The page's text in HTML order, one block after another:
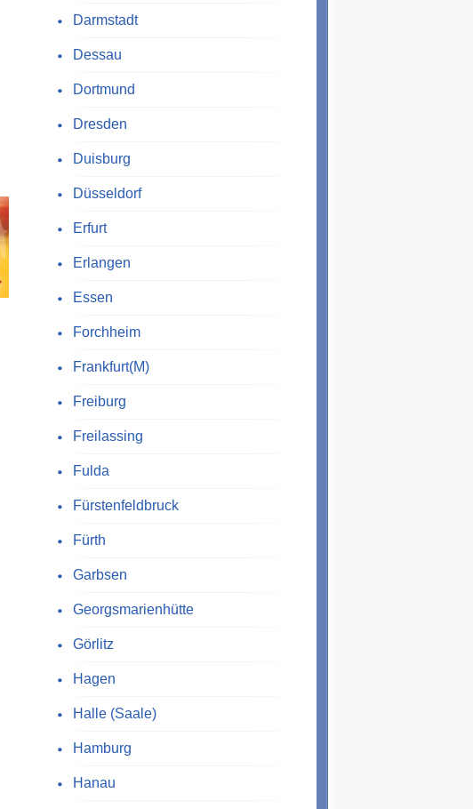
Darmstadt
Dessau
Dortmund
Dresden
Duisburg
Düsseldorf
Erfurt
Erlangen
Essen
Forchheim
Frankfurt(M)
Freiburg
Freilassing
Fulda
Fürstenfeldbruck
Fürth
Garbsen
Georgsmarienhütte
Görlitz
Hagen
Halle (Saale)
Hamburg
Hanau